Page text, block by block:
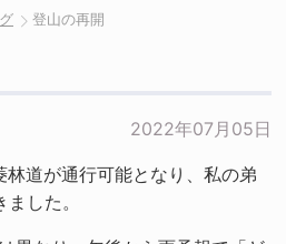
登山の再開
2022年07月05日
道が通行可能となり、私の弟
した。